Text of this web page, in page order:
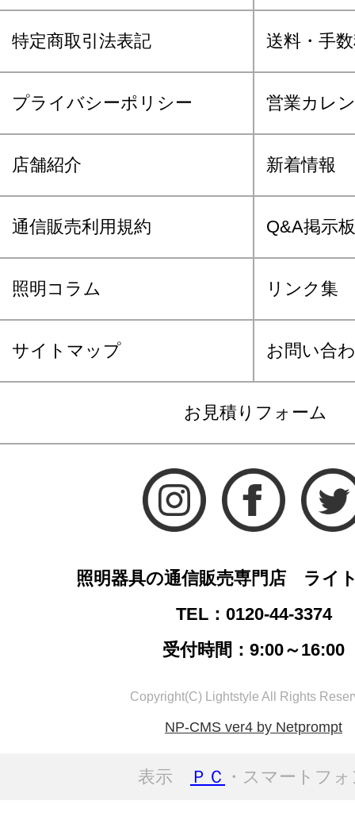
特定商取引法表記 送料・手
プライバシーポリシー 営業カレ
店舗紹介 新着情報
通信販売利用規約 Q&A掲示板
照明コラム リンク集
サイトマップ お問い合
お見積りフォーム
照明器具の通信販売専門店 ライ
TEL：0120-44-3374
受付時間：9:00～16:00
Copyright(C) Lightstyle All Rights
NP-CMS ver4 by Netprompt
表示 ＰＣ ・スマートフ